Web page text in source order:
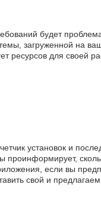
будет
загруженной на
ресурсов для своей
установок и
проинформирует,
если вы
свой и